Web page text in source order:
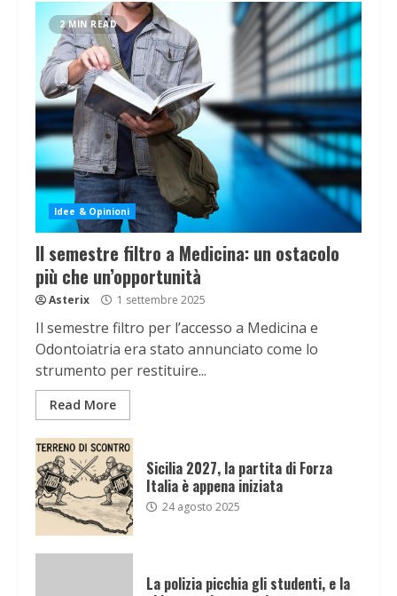
2 MIN READ
Idee & Opinioni
Il semestre filtro a Medicina: un ostacolo
più che un’opportunità
Asterix 1 settembre 2025
Il semestre filtro per l’accesso a Medicina e
Odontoiatria era stato annunciato come lo
strumento per restituire...
Read More
Sicilia 2027, la partita di Forza
Italia è appena iniziata
24 agosto 2025
La polizia picchia gli studenti, e la